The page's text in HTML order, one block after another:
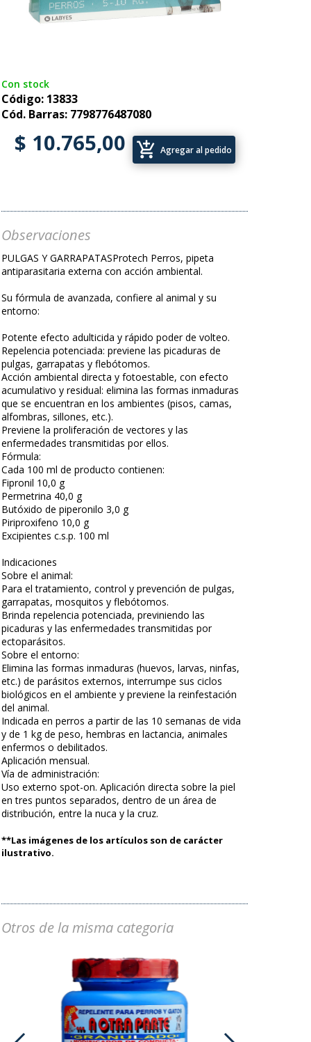
Con stock
Código: 13833
Cód. Barras: 7798776487080
$ 10.765,00 add_shopping_cart Agregar al pedido
Observaciones
PULGAS Y GARRAPATASProtech Perros, pipeta
antiparasitaria externa con acción ambiental.
Su fórmula de avanzada, confiere al animal y su
entorno:
Potente efecto adulticida y rápido poder de volteo.
Repelencia potenciada: previene las picaduras de
pulgas, garrapatas y flebótomos.
Acción ambiental directa y fotoestable, con efecto
acumulativo y residual: elimina las formas inmaduras
que se encuentran en los ambientes (pisos, camas,
alfombras, sillones, etc.).
Previene la proliferación de vectores y las
enfermedades transmitidas por ellos.
Fórmula:
Cada 100 ml de producto contienen:
Fipronil 10,0 g
Permetrina 40,0 g
Butóxido de piperonilo 3,0 g
Piriproxifeno 10,0 g
Excipientes c.s.p. 100 ml
Indicaciones
Sobre el animal:
Para el tratamiento, control y prevención de pulgas,
garrapatas, mosquitos y flebótomos.
Brinda repelencia potenciada, previniendo las
picaduras y las enfermedades transmitidas por
ectoparásitos.
Sobre el entorno:
Elimina las formas inmaduras (huevos, larvas, ninfas,
etc.) de parásitos externos, interrumpe sus ciclos
biológicos en el ambiente y previene la reinfestación
del animal.
Indicada en perros a partir de las 10 semanas de vida
y de 1 kg de peso, hembras en lactancia, animales
enfermos o debilitados.
Aplicación mensual.
Vía de administración:
Uso externo spot-on. Aplicación directa sobre la piel
en tres puntos separados, dentro de un área de
distribución, entre la nuca y la cruz.
**Las imágenes de los artículos son de carácter
ilustrativo.
Otros de la misma categoria